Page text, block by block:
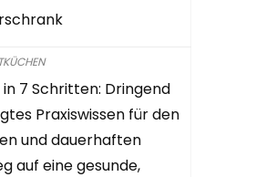
7 Schritten: Dringend
Praxiswissen für den
und dauerhaften
auf eine gesunde,